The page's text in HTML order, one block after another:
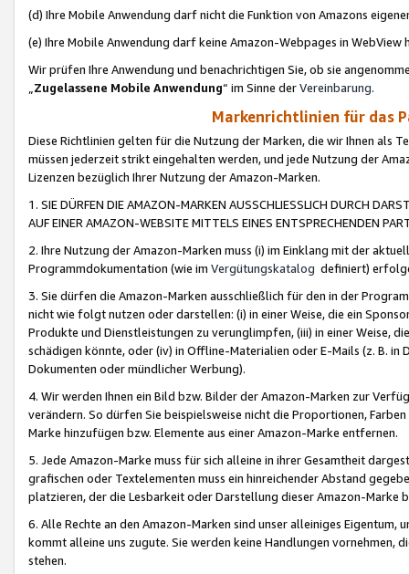
(d) Ihre Mobile Anwendung darf nicht die Funktion von Amazons
(e) Ihre Mobile Anwendung darf keine Amazon-Webpages in WebView
Wir prüfen Ihre Anwendung und benachrichtigen Sie, ob sie
„Zugelassene Mobile Anwendung“ im Sinne derVereinbarung.
Markenrichtlinien für das
Diese Richtlinien gelten für die Nutzung der Marken, die wir Ihnen als
müssen jederzeit strikt eingehalten werden, und jede Nutzung der
Lizenzen bezüglich Ihrer Nutzung der Amazon-Marken.
1. SIE DÜRFEN DIE AMAZON-MARKEN AUSSCHLIESSLICH DURCH
AUF EINER AMAZON-WEBSITE MITTELS EINES ENTSPRECHENDEN
2. Ihre Nutzung der Amazon-Marken muss (i) im Einklang mit der
Programmdokumentation (wie im Vergütungskatalog definiert)
3. Sie dürfen die Amazon-Marken ausschließlich für den in der
nicht wie folgt nutzen oder darstellen: (i) in einer Weise, die ein
Produkte und Dienstleistungen zu verunglimpfen, (iii) in einer Weise,
schädigen könnte, oder (iv) in Offline-Materialien oder E-Mails (z. B. in
Dokumenten oder mündlicher Werbung).
4. Wir werden Ihnen ein Bild bzw. Bilder der Amazon-Marken zur
verändern. So dürfen Sie beispielsweise nicht die Proportionen,
Marke hinzufügen bzw. Elemente aus einer Amazon-Marke entfernen.
5. Jede Amazon-Marke muss für sich alleine in ihrer Gesamtheit
grafischen oder Textelementen muss ein hinreichender Abstand
platzieren, der die Lesbarkeit oder Darstellung dieser Amazon-Marke
6. Alle Rechte an den Amazon-Marken sind unser alleiniges
kommt alleine uns zugute. Sie werden keine Handlungen vornehmen,
stehen.